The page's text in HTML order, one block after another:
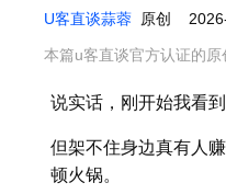
U客直谈蒜蓉 原创
本篇u客直谈官方认证的原
说实话，刚开始我看
但架不住身边真有人
顿火锅。